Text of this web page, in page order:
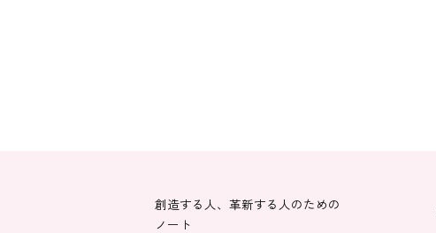
創造する人、革新する人のための
ノート